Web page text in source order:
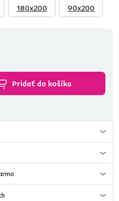
180x200 90x200
Pridať do košíka